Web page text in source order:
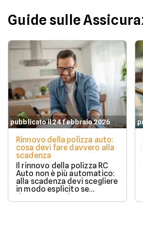
Guide sulle
pubblicato il 24 febbraio 2026
Rinnovo della polizza auto:
cosa devi fare davvero alla
scadenza
Il rinnovo della polizza RC
Auto non è più automatico:
alla scadenza devi scegliere
in modo esplicito se
rinnovare con la stessa
compagnia o stipulare un